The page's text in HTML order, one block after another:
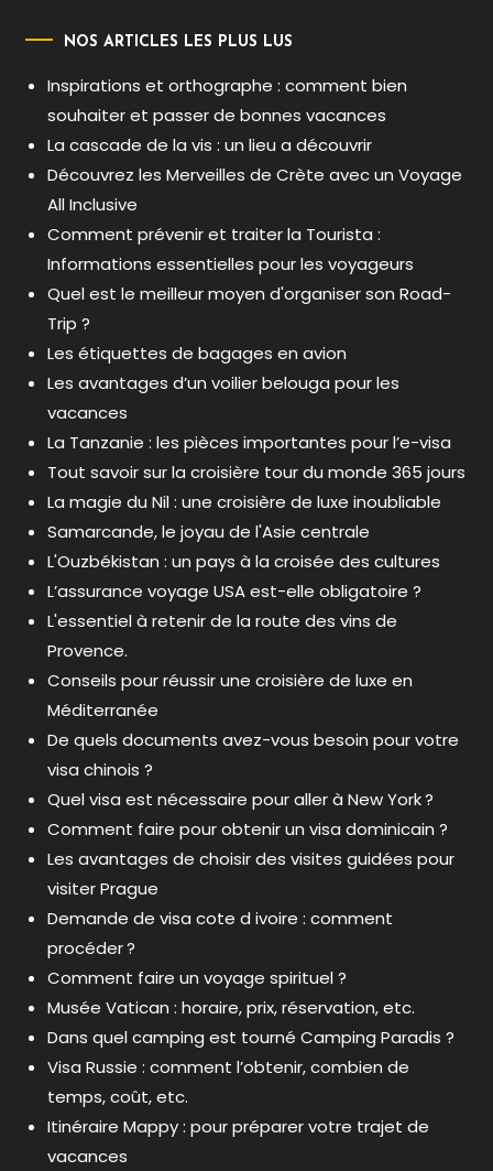
NOS ARTICLES LES PLUS LUS
Inspirations et orthographe : comment bien
souhaiter et passer de bonnes vacances
La cascade de la vis : un lieu a découvrir
Découvrez les Merveilles de Crète avec un Voyage
All Inclusive
Comment prévenir et traiter la Tourista :
Informations essentielles pour les voyageurs
Quel est le meilleur moyen d'organiser son Road-
Trip ?
Les étiquettes de bagages en avion
Les avantages d’un voilier belouga pour les
vacances
La Tanzanie : les pièces importantes pour l’e-visa
Tout savoir sur la croisière tour du monde 365 jours
La magie du Nil : une croisière de luxe inoubliable
Samarcande, le joyau de l'Asie centrale
L'Ouzbékistan : un pays à la croisée des cultures
L’assurance voyage USA est-elle obligatoire ?
L'essentiel à retenir de la route des vins de
Provence.
Conseils pour réussir une croisière de luxe en
Méditerranée
De quels documents avez-vous besoin pour votre
visa chinois ?
Quel visa est nécessaire pour aller à New York ?
Comment faire pour obtenir un visa dominicain ?
Les avantages de choisir des visites guidées pour
visiter Prague
Demande de visa cote d ivoire : comment
procéder ?
Comment faire un voyage spirituel ?
Musée Vatican : horaire, prix, réservation, etc.
Dans quel camping est tourné Camping Paradis ?
Visa Russie : comment l’obtenir, combien de
temps, coût, etc.
Itinéraire Mappy : pour préparer votre trajet de
vacances